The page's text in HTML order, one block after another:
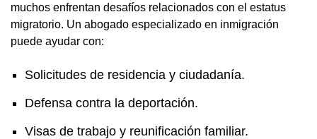
muchos enfrentan desafíos relacionados con el estatus
migratorio. Un abogado especializado en inmigración
puede ayudar con:
Solicitudes de residencia y ciudadanía.
Defensa contra la deportación.
Visas de trabajo y reunificación familiar.